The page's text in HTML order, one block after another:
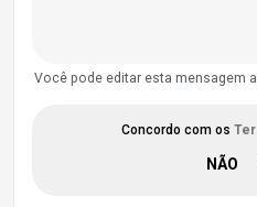
Você pode editar esta mensagem
Concordo com os